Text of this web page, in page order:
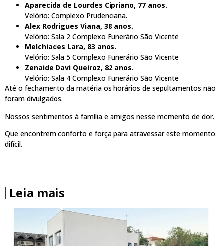
Aparecida de Lourdes Cipriano, 77 anos.
Velório: Complexo Prudenciana.
Alex Rodrigues Viana, 38 anos.
Velório: Sala 2 Complexo Funerário São Vicente
Melchiades Lara, 83 anos.
Velório: Sala 5 Complexo Funerário São Vicente
Zenaide Davi Queiroz, 82 anos.
Velório: Sala 4 Complexo Funerário São Vicente
Até o fechamento da matéria os horários de sepultamentos não
foram divulgados.
Nossos sentimentos à família e amigos nesse momento de dor.
Que encontrem conforto e força para atravessar este momento
difícil.
Leia mais